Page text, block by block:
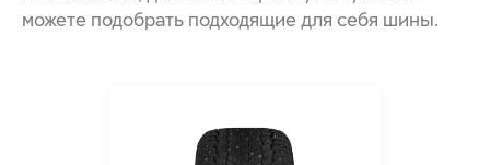
КОМФОРТ ВОЖДЕНИЯ
НИЗКОЕ СОПРОТИВЛЕНИЕ КАЧЕНИЮ ДЛЯ
можете подобрать подходящие для себя шины.